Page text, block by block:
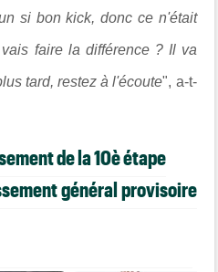
si bon kick, donc ce n'était
faire la différence ? Il va
tard, restez à l'écoute", a-t-
de la 10è étape
général provisoire